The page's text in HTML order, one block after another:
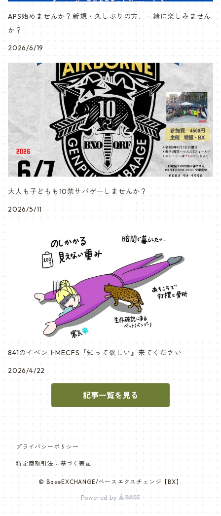
APS始めませんか？新規・久しぶりの方、一緒に楽しみません
か？
2026/6/19
大人も子どもも10禁サバゲーしませんか？
2026/5/11
841のイベントMECFS『知って欲しい』来てください
2026/4/22
記事一覧を見る
プライバシーポリシー
特定商取引法に基づく表記
© BaseEXCHANGE/ベースエクスチェンジ【BX】
Powered by